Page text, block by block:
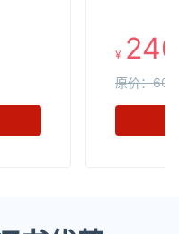
¥ 240
原价：